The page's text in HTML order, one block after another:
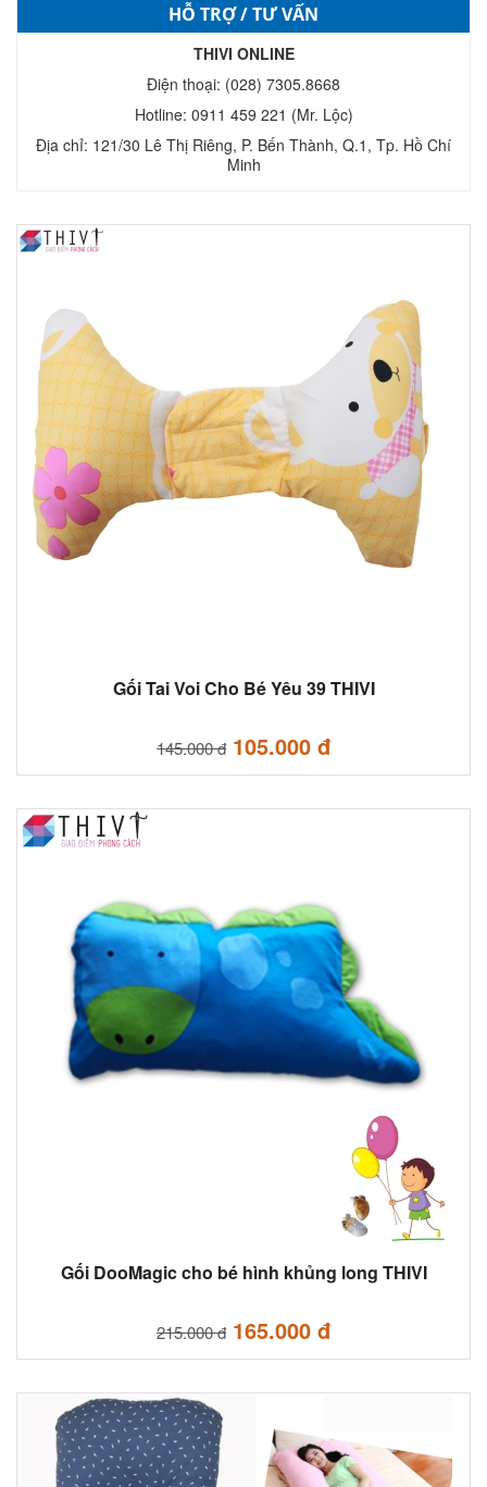
HỖ TRỢ / TƯ VẤN
THIVI ONLINE
Điện thoại: (028) 7305.8668
Hotline: 0911 459 221 (Mr. Lộc)
Địa chỉ: 121/30 Lê Thị Riêng, P. Bến Thành, Q.1, Tp. Hồ Chí
Minh
Gối Tai Voi Cho Bé Yêu 39 THIVI
145.000 đ105.000 đ
Gối DooMagic cho bé hình khủng long THIVI
215.000 đ165.000 đ